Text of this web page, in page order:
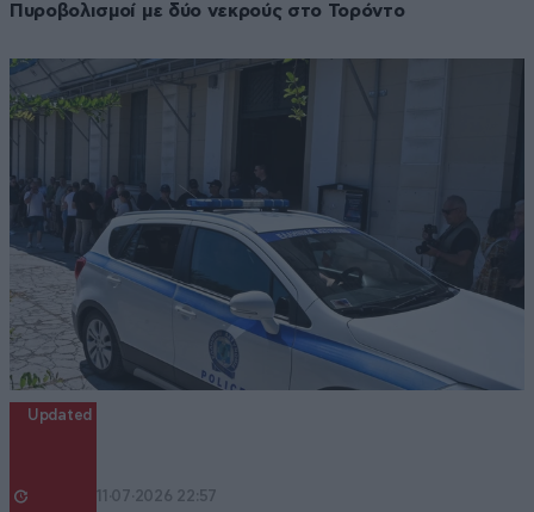
Πυροβολισμοί με δύο νεκρούς στο Τορόντο
Updated
11·07·2026 22:57